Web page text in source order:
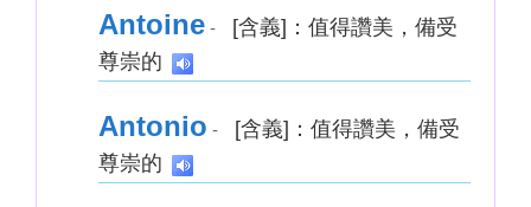
Antoine -
[含義]：值得讚美，備受
尊崇的
Antonio -
[含義]：值得讚美，備受
尊崇的